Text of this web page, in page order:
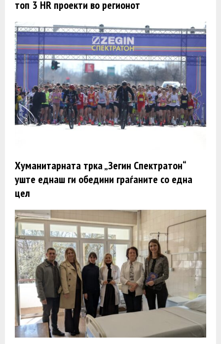
топ 3 HR проекти во регионот
Хуманитарната трка „Зегин Спектратон“
уште еднаш ги обедини граѓаните со една
цел